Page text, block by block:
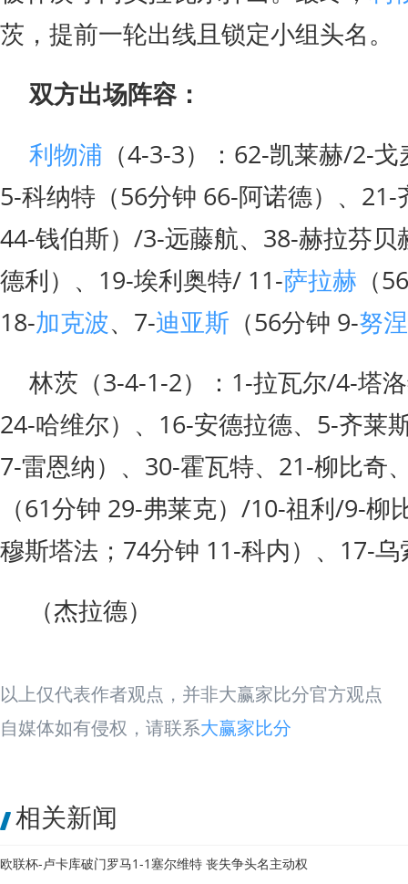
茨，提前一轮出线且锁定小组头名。
双方出场阵容：
利物浦 （4-3-3）：62-凯莱赫/2-
5-科纳特（56分钟 66-阿诺德）、
44-钱伯斯）/3-远藤航、38-赫拉芬贝
德利）、19-埃利奥特/ 11-萨拉赫 （
18-加克波、7-迪亚斯 （56分钟 9-努
林茨（3-4-1-2）：1-拉瓦尔/4-塔
24-哈维尔）、16-安德拉德、5-齐莱
7-雷恩纳）、30-霍瓦特、21-柳比奇
（61分钟 29-弗莱克）/10-祖利/9-柳
穆斯塔法；74分钟 11-科内）、17-乌
（杰拉德）
以上仅代表作者观点，并非大赢家比分官方观点
自媒体如有侵权，请联系大赢家比分
相关新闻
欧联杯-卢卡库破门罗马1-1塞尔维特 丧失争头名主动权